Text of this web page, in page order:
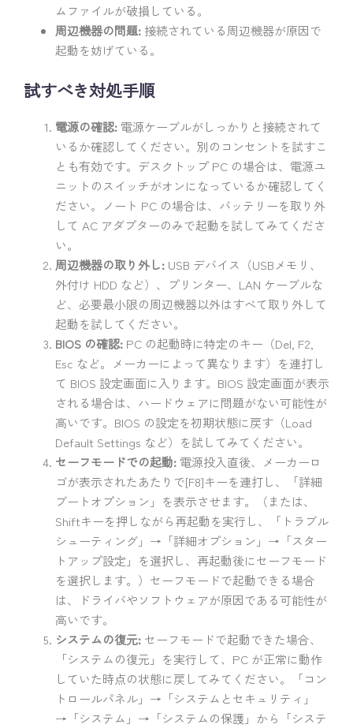
ムファイルが破損している。
周辺機器の問題: 接続されている周辺機器が原因で
起動を妨げている。
試すべき対処手順
電源の確認: 電源ケーブルがしっかりと接続されて
いるか確認してください。別のコンセントを試すこ
とも有効です。デスクトップ PC の場合は、電源ユ
ニットのスイッチがオンになっているか確認してく
ださい。ノート PC の場合は、バッテリーを取り外
して AC アダプターのみで起動を試してみてくださ
い。
周辺機器の取り外し: USB デバイス（USBメモリ、
外付け HDD など）、プリンター、LAN ケーブルな
ど、必要最小限の周辺機器以外はすべて取り外して
起動を試してください。
BIOS の確認: PC の起動時に特定のキー（Del, F2,
Esc など。メーカーによって異なります）を連打し
て BIOS 設定画面に入ります。BIOS 設定画面が表示
される場合は、ハードウェアに問題がない可能性が
高いです。BIOS の設定を初期状態に戻す（Load
Default Settings など）を試してみてください。
セーフモードでの起動: 電源投入直後、メーカーロ
ゴが表示されたあたりで[F8]キーを連打し、「詳細
ブートオプション」を表示させます。（または、
Shiftキーを押しながら再起動を実行し、「トラブル
シューティング」→「詳細オプション」→「スター
トアップ設定」を選択し、再起動後にセーフモード
を選択します。）セーフモードで起動できる場合
は、ドライバやソフトウェアが原因である可能性が
高いです。
システムの復元: セーフモードで起動できた場合、
「システムの復元」を実行して、PC が正常に動作
していた時点の状態に戻してみてください。「コン
トロールパネル」→「システムとセキュリティ」
→「システム」→「システムの保護」から「システ